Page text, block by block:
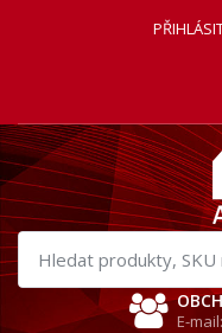
Hledat
produkty
E-